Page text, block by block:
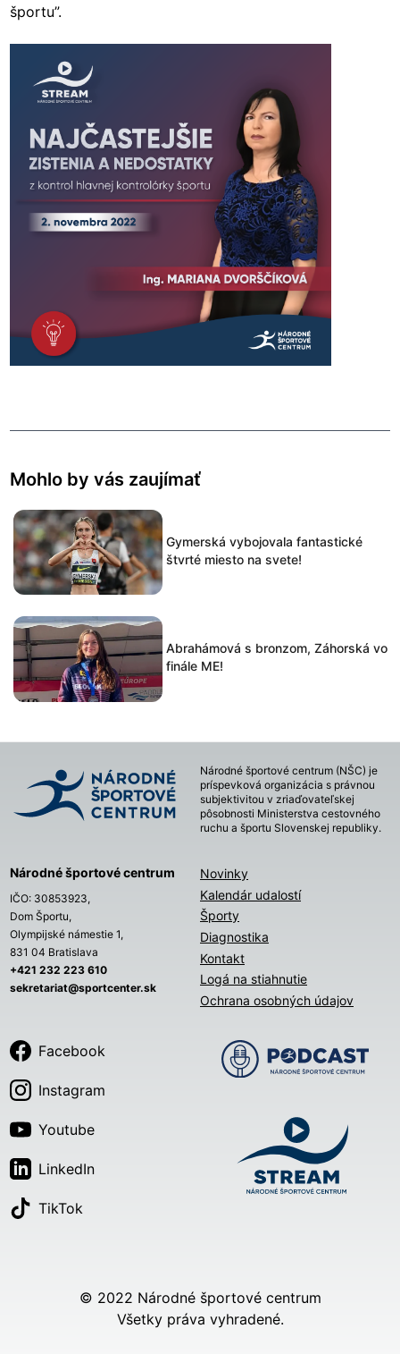
športu”.
Mohlo by vás zaujímať
Gymerská vybojovala fantastické
štvrté miesto na svete!
Abrahámová s bronzom, Záhorská vo
finále ME!
Národné športové centrum (NŠC) je
príspevková organizácia s právnou
subjektivitou v zriaďovateľskej
pôsobnosti Ministerstva cestovného
ruchu a športu Slovenskej republiky.
Národné športové centrum
IČO: 30853923,
Dom Športu,
Olympijské námestie 1,
831 04 Bratislava
+421 232 223 610
sekretariat@sportcenter.sk
Novinky
Kalendár udalostí
Športy
Diagnostika
Kontakt
Logá na stiahnutie
Ochrana osobných údajov
Facebook
Instagram
Youtube
LinkedIn
TikTok
© 2022 Národné športové centrum
Všetky práva vyhradené.